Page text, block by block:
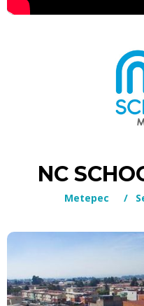
NC
Metepec /